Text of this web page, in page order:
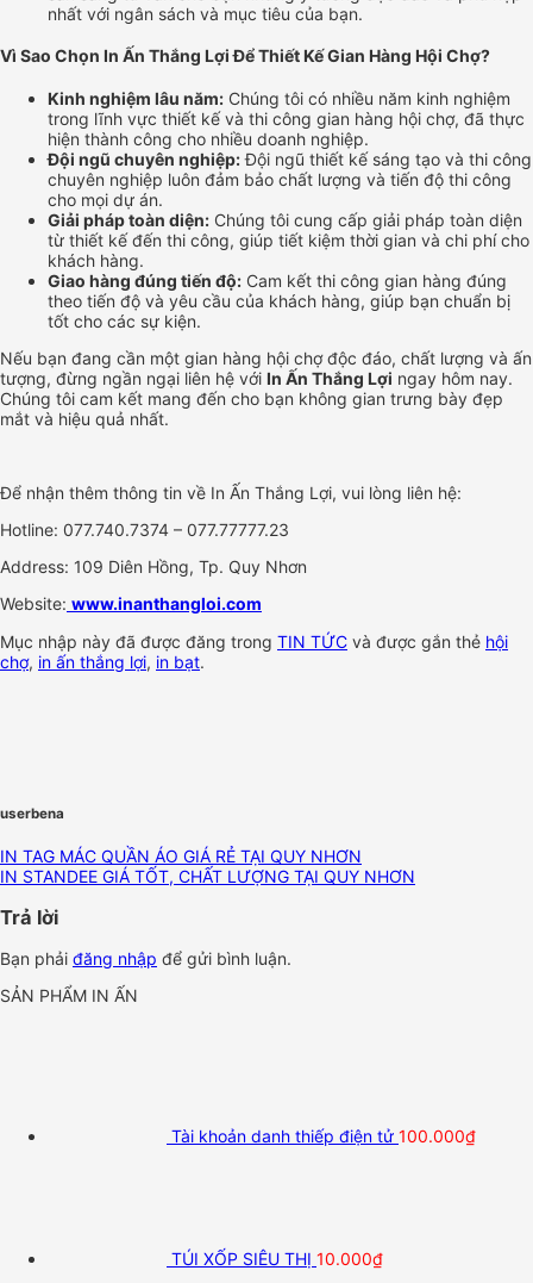
nhất với ngân sách và mục tiêu của bạn.
Vì Sao Chọn In Ấn Thắng Lợi Để Thiết Kế Gian Hàng Hội Chợ?
Kinh nghiệm lâu năm: Chúng tôi có nhiều năm kinh nghiệm
trong lĩnh vực thiết kế và thi công gian hàng hội chợ, đã thực
hiện thành công cho nhiều doanh nghiệp.
Đội ngũ chuyên nghiệp:Đội ngũ thiết kế sáng tạo và thi công
chuyên nghiệp luôn đảm bảo chất lượng và tiến độ thi công
cho mọi dự án.
Giải pháp toàn diện: Chúng tôi cung cấp giải pháp toàn diện
từ thiết kế đến thi công, giúp tiết kiệm thời gian và chi phí cho
khách hàng.
Giao hàng đúng tiến độ: Cam kết thi công gian hàng đúng
theo tiến độ và yêu cầu của khách hàng, giúp bạn chuẩn bị
tốt cho các sự kiện.
Nếu bạn đang cần một gian hàng hội chợ độc đáo, chất lượng và ấn
tượng, đừng ngần ngại liên hệ với In Ấn Thắng Lợi ngay hôm nay.
Chúng tôi cam kết mang đến cho bạn không gian trưng bày đẹp
mắt và hiệu quả nhất.
Để nhận thêm thông tin về In Ấn Thắng Lợi, vui lòng liên hệ:
Hotline: 077.740.7374 – 077.77777.23
Address: 109 Diên Hồng, Tp. Quy Nhơn
Website: www.inanthangloi.com
Mục nhập này đã được đăng trong TIN TỨC và được gắn thẻ hội
chợ, in ấn thắng lợi, in bạt.
userbena
IN TAG MÁC QUẦN ÁO GIÁ RẺ TẠI QUY NHƠN
IN STANDEE GIÁ TỐT, CHẤT LƯỢNG TẠI QUY NHƠN
Trả lời
Bạn phải đăng nhập để gửi bình luận.
SẢN PHẨM IN ẤN
Tài khoản danh thiếp điện tử 100.000₫
TÚI XỐP SIÊU THỊ 10.000₫